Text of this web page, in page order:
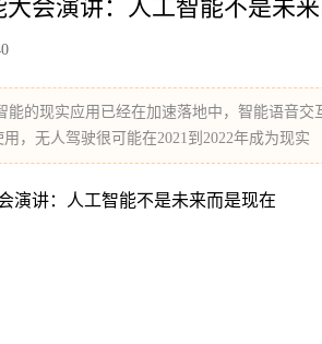
会演讲：人工智能不是未
能的现实应用已经在加速落地中，智能语音
，无人驾驶很可能在2021到2022年成为现实